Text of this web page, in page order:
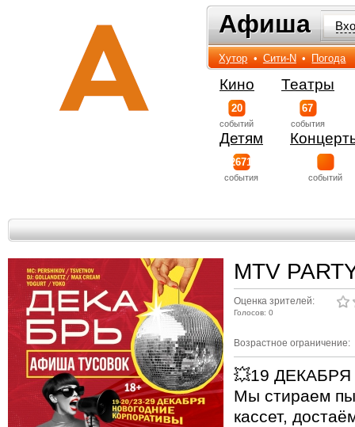
Афиша
Афиша
Хутор • Сити-N • Погода
Кино
20
событий
Театры
67
события
Детям
2671
события событий
MTV
Оценка зрителей:
Голосов: 0
Возрастное ограничение:
💥19 ДЕКАБРЯ
Мы стираем
кассет,